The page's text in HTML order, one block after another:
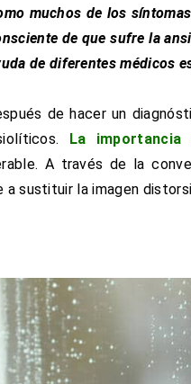
muchos de los
de que sufre la
de diferentes médicos
de hacer un
La
A través de la
a sustituir la imagen